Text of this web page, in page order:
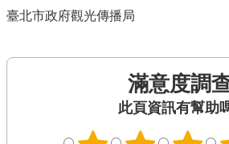
臺北市政府觀光傳播局
滿意度調
此頁資訊有幫助